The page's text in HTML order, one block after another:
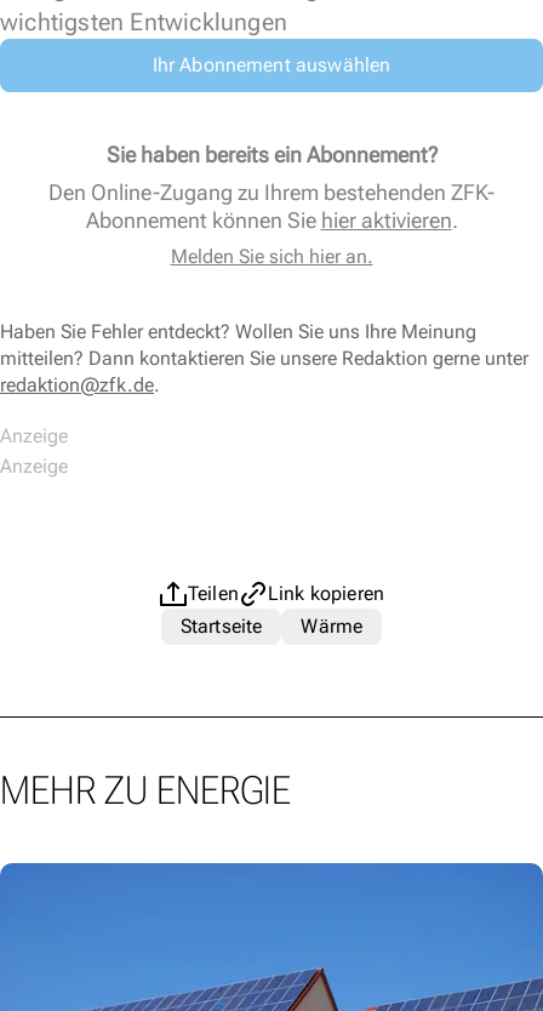
wichtigsten Entwicklungen
Ihr Abonnement auswählen
Sie haben bereits ein Abonnement?
Den Online-Zugang zu Ihrem bestehenden ZFK-
Abonnement können Sie hier aktivieren.
Melden Sie sich hier an.
Haben Sie Fehler entdeckt? Wollen Sie uns Ihre Meinung
mitteilen? Dann kontaktieren Sie unsere Redaktion gerne unter
redaktion@zfk.de.
Teilen
Link kopieren
Startseite
Wärme
MEHR ZU ENERGIE